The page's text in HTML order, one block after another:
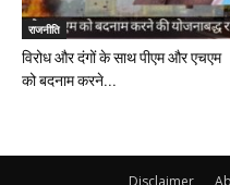
राजनीति
विरोध और दंगों के साथ पीएम और एचएम
को बदनाम करने...
Disclaimer